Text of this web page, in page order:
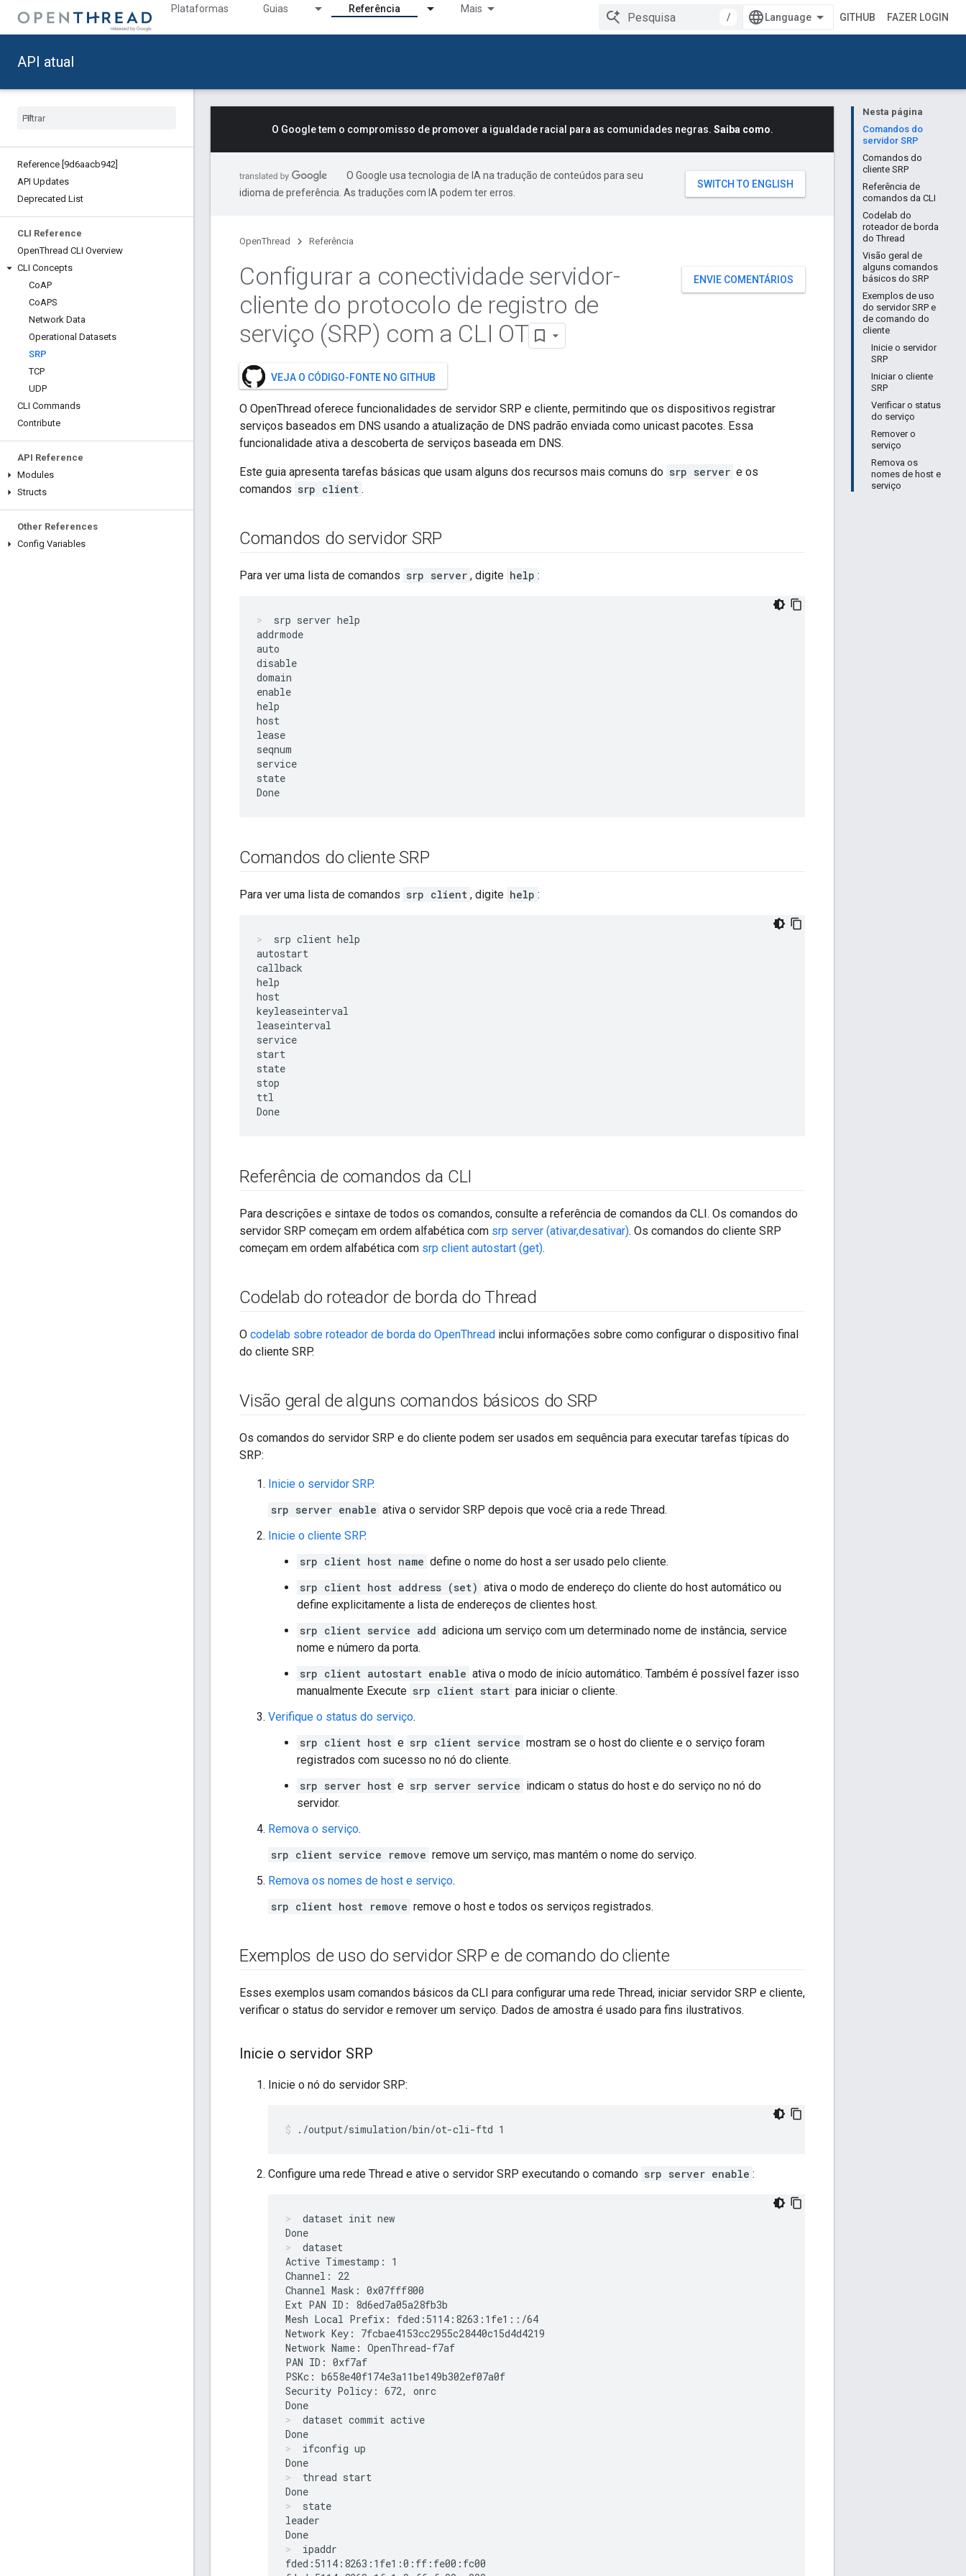
Plataformas Guias Referência Mais
/ GITHUB FAZER LOGIN
API atual
Reference [9d6aacb942]
API Updates
Deprecated List
CLI Reference
OpenThread CLI Overview
CLI Concepts
CoAP
CoAPS
Network Data
Operational Datasets
SRP
TCP
UDP
CLI Commands
Contribute
API Reference
Modules
Structs
Other References
Config Variables
Nesta página
Comandos do
servidor SRP
Comandos do
cliente SRP
Referência de
comandos da CLI
Codelab do
roteador de borda
do Thread
Visão geral de
alguns comandos
básicos do SRP
Exemplos de uso
do servidor SRP e
de comando do
cliente
Inicie o servidor
SRP
Iniciar o cliente
SRP
Verificar o status
do serviço
Remover o
serviço
Remova os
nomes de host e
serviço
O Google tem o compromisso de promover a igualdade racial para as comunidades negras. Saiba como.
O Google usa tecnologia de IA na tradução de conteúdos para seu
idioma de preferência. As traduções com IA podem ter erros.
OpenThread Referência
ENVIE COMENTÁRIOS
Configurar a conectividade servidor-
cliente do protocolo de registro de
serviço (SRP) com a CLI OT
VEJA O CÓDIGO-FONTE NO GITHUB
O OpenThread oferece funcionalidades de servidor SRP e cliente, permitindo que os dispositivos registrar
serviços baseados em DNS usando a atualização de DNS padrão enviada como unicast pacotes. Essa
funcionalidade ativa a descoberta de serviços baseada em DNS.
Este guia apresenta tarefas básicas que usam alguns dos recursos mais comuns do srp server e os
comandos srp client .
Comandos do servidor SRP
Para ver uma lista de comandos srp server , digite help :
srp server help
addrmode
auto
disable
domain
enable
help
host
lease
seqnum
service
state
Comandos do cliente SRP
Para ver uma lista de comandos srp client , digite help :
srp client help
autostart
callback
help
host
keyleaseinterval
leaseinterval
service
start
state
stop
ttl
Referência de comandos da CLI
Para descrições e sintaxe de todos os comandos, consulte a referência de comandos da CLI. Os comandos do
servidor SRP começam em ordem alfabética com srp server (ativar,desativar). Os comandos do cliente SRP
começam em ordem alfabética com srp client autostart (get).
Codelab do roteador de borda do Thread
O codelab sobre roteador de borda do OpenThread inclui informações sobre como configurar o dispositivo final
do cliente SRP.
Visão geral de alguns comandos básicos do SRP
Os comandos do servidor SRP e do cliente podem ser usados em sequência para executar tarefas típicas do
SRP:
Inicie o servidor SRP.
srp server enable ativa o servidor SRP depois que você cria a rede Thread.
Inicie o cliente SRP.
srp client host name define o nome do host a ser usado pelo cliente.
srp client host address (set) ativa o modo de endereço do cliente do host automático ou
define explicitamente a lista de endereços de clientes host.
srp client service add adiciona um serviço com um determinado nome de instância, service
nome e número da porta.
srp client autostart enable ativa o modo de início automático. Também é possível fazer isso
manualmente Execute srp client start para iniciar o cliente.
Verifique o status do serviço.
srp client host e srp client service mostram se o host do cliente e o serviço foram
registrados com sucesso no nó do cliente.
srp server host e srp server service indicam o status do host e do serviço no nó do
servidor.
Remova o serviço.
srp client service remove remove um serviço, mas mantém o nome do serviço.
Remova os nomes de host e serviço.
srp client host remove remove o host e todos os serviços registrados.
Exemplos de uso do servidor SRP e de comando do cliente
Esses exemplos usam comandos básicos da CLI para configurar uma rede Thread, iniciar servidor SRP e cliente,
verificar o status do servidor e remover um serviço. Dados de amostra é usado para fins ilustrativos.
Inicie o servidor SRP
Inicie o nó do servidor SRP:
./output/simulation/bin/ot-cli-ftd 1
Configure uma rede Thread e ative o servidor SRP executando o comando srp server enable :
dataset init new
dataset
Active Timestamp: 1
Channel: 22
Channel Mask: 0x07fff800
Ext PAN ID: 8d6ed7a05a28fb3b
Mesh Local Prefix: fded:5114:8263:1fe1::/64
Network Key: 7fcbae4153cc2955c28440c15d4d4219
Network Name: OpenThread-f7af
PAN ID: 0xf7af
PSKc: b658e40f174e3a11be149b302ef07a0f
Security Policy: 672, onrc
dataset commit active
ifconfig up
thread start
state
leader
ipaddr
fded:5114:8263:1fe1:0:ff:fe00:fc00